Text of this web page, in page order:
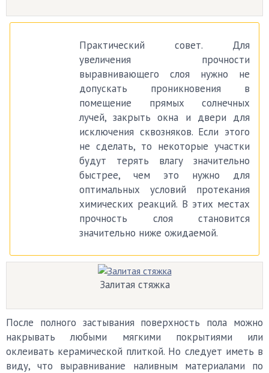
Практический совет. Для
увеличения прочности
выравнивающего слоя нужно не
допускать проникновения в
помещение прямых солнечных
лучей, закрыть окна и двери для
исключения сквозняков. Если этого
не сделать, то некоторые участки
будут терять влагу значительно
быстрее, чем это нужно для
оптимальных условий протекания
химических реакций. В этих местах
прочность слоя становится
значительно ниже ожидаемой.
Залитая стяжка
После полного застывания поверхность пола можно
накрывать любыми мягкими покрытиями или
оклеивать керамической плиткой. Но следует иметь в
виду, что выравнивание наливным материалами по